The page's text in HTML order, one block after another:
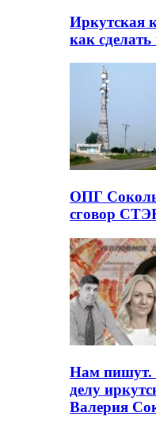
Иркутская
как
ОПГ
сговор
Нам пишут.
делу
Валерия